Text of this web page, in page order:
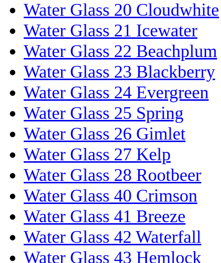
Water Glass 20 Cloudwhite
Water Glass 21 Icewater
Water Glass 22 Beachplum
Water Glass 23 Blackberry
Water Glass 24 Evergreen
Water Glass 25 Spring
Water Glass 26 Gimlet
Water Glass 27 Kelp
Water Glass 28 Rootbeer
Water Glass 40 Crimson
Water Glass 41 Breeze
Water Glass 42 Waterfall
Water Glass 43 Hemlock